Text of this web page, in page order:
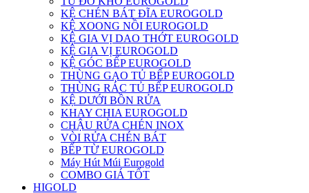
KỆ CHÉN BÁT ĐĨA EUROGOLD
KỆ XOONG NỒI EUROGOLD
KỆ GIA VỊ DAO THỚT EUROGOLD
KỆ GIA VỊ EUROGOLD
KỆ GÓC BẾP EUROGOLD
THÙNG GẠO TỦ BẾP EUROGOLD
THÙNG RÁC TỦ BẾP EUROGOLD
KỆ DƯỚI BỒN RỬA
KHAY CHIA EUROGOLD
CHẬU RỬA CHÉN INOX
VÒI RỬA CHÉN BÁT
BẾP TỪ EUROGOLD
Máy Hút Múi Eurogold
COMBO GIÁ TỐT
HIGOLD